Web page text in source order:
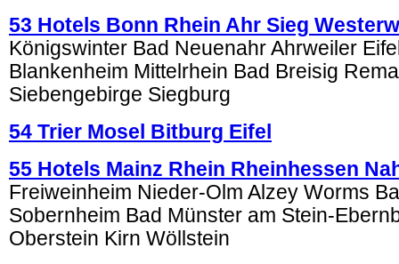
53 Hotels Bonn Rhein Ahr Sieg
Königswinter Bad Neuenahr Ahrweiler
Blankenheim Mittelrhein Bad Breisig
Siebengebirge Siegburg
54 Trier Mosel Bitburg Eifel
55 Hotels Mainz Rhein Rheinhessen
Freiweinheim Nieder-Olm Alzey Worms
Sobernheim Bad Münster am Stein-
Oberstein Kirn Wöllstein